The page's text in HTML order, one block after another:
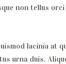
non tellus
lacinia at
urna duis.